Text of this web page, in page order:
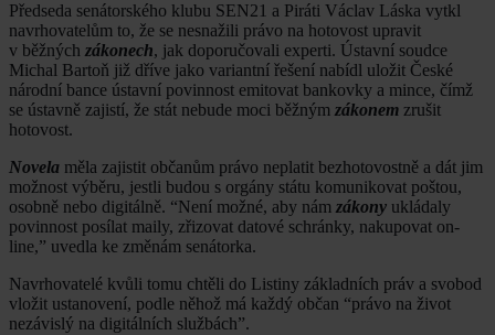
Předseda senátorského klubu SEN21 a Piráti Václav Láska vytkl
navrhovatelům to, že se nesnažili právo na hotovost upravit
v běžných zákonech, jak doporučovali experti. Ústavní soudce
Michal Bartoň již dříve jako variantní řešení nabídl uložit České
národní bance ústavní povinnost emitovat bankovky a mince, čímž
se ústavně zajistí, že stát nebude moci běžným zákonem zrušit
hotovost.
Novela měla zajistit občanům právo neplatit bezhotovostně a dát jim
možnost výběru, jestli budou s orgány státu komunikovat poštou,
osobně nebo digitálně. “Není možné, aby nám zákony ukládaly
povinnost posílat maily, zřizovat datové schránky, nakupovat on-
line,” uvedla ke změnám senátorka.
Navrhovatelé kvůli tomu chtěli do Listiny základních práv a svobod
vložit ustanovení, podle něhož má každý občan “právo na život
nezávislý na digitálních službách”.